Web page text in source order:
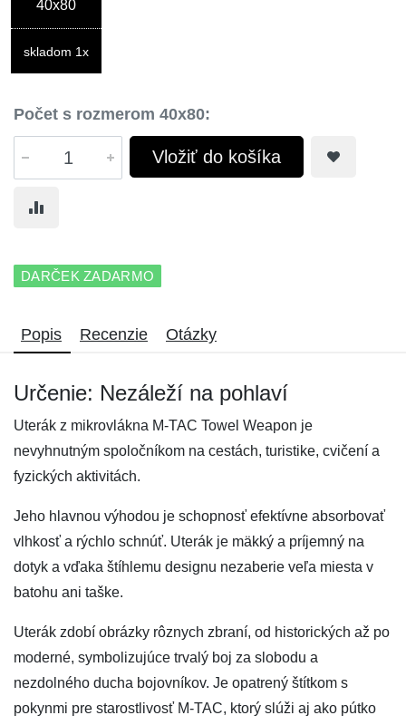
40x80
skladom 1x
Počet s rozmerom 40x80:
Vložiť do košíka
DARČEK ZADARMO
Popis Recenzie Otázky
Určenie: Nezáleží na pohlaví
Uterák z mikrovlákna M-TAC Towel Weapon je
nevyhnutným spoločníkom na cestách, turistike, cvičení a
fyzických aktivitách.
Jeho hlavnou výhodou je schopnosť efektívne absorbovať
vlhkosť a rýchlo schnúť. Uterák je mäkký a príjemný na
dotyk a vďaka štíhlemu designu nezaberie veľa miesta v
batohu ani taške.
Uterák zdobí obrázky rôznych zbraní, od historických až po
moderné, symbolizujúce trvalý boj za slobodu a
nezdolného ducha bojovníkov. Je opatrený štítkom s
pokynmi pre starostlivosť M-TAC, ktorý slúži aj ako pútko